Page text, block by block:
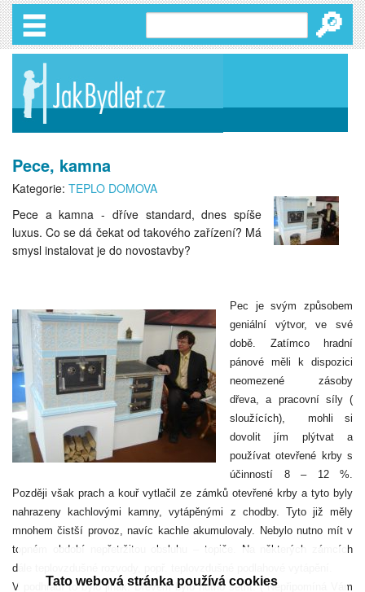
🔎
Pece, kamna
Kategorie: TEPLO DOMOVA
Pece a kamna - dříve standard, dnes spíše
luxus. Co se dá čekat od takového zařízení? Má
smysl instalovat je do novostavby?
Pec je svým způsobem
geniální výtvor, ve své
době. Zatímco hradní
pánové měli k dispozici
neomezené zásoby
dřeva, a pracovní síly (
sloužících),
mohli si
dovolit jím plýtvat a
používat otevřené krby s
účinností 8 – 12 %.
Později však prach a kouř vytlačil ze zámků otevřené krby a tyto byly
nahrazeny kachlovými kamny, vytápěnými z chodby. Tyto již měly
mnohem čistší provoz, navíc kachle akumulovaly. Nebylo nutno mít v
topném období nepřetržitou obsluhu – topiče. Na některých zámcích
dále teplovzdušné rozvody, popř. teplovzdušné podlahové vytápění.
V podhradí to bylo jinak. Dřevem bylo nutno šetřit. ( Nepřipomíná Vám
Tato webová stránka používá cookies